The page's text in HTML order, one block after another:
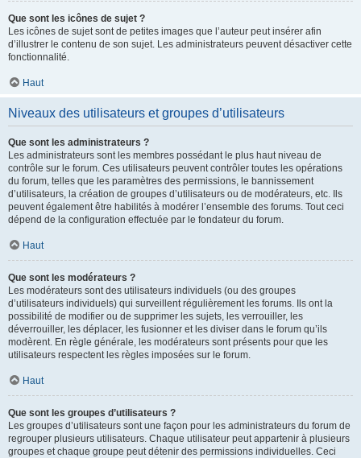
Que sont les icônes de sujet ?
Les icônes de sujet sont de petites images que l’auteur peut insérer afin
d’illustrer le contenu de son sujet. Les administrateurs peuvent désactiver cette
fonctionnalité.
Haut
Niveaux des utilisateurs et groupes d’utilisateurs
Que sont les administrateurs ?
Les administrateurs sont les membres possédant le plus haut niveau de
contrôle sur le forum. Ces utilisateurs peuvent contrôler toutes les opérations
du forum, telles que les paramètres des permissions, le bannissement
d’utilisateurs, la création de groupes d’utilisateurs ou de modérateurs, etc. Ils
peuvent également être habilités à modérer l’ensemble des forums. Tout ceci
dépend de la configuration effectuée par le fondateur du forum.
Haut
Que sont les modérateurs ?
Les modérateurs sont des utilisateurs individuels (ou des groupes
d’utilisateurs individuels) qui surveillent régulièrement les forums. Ils ont la
possibilité de modifier ou de supprimer les sujets, les verrouiller, les
déverrouiller, les déplacer, les fusionner et les diviser dans le forum qu’ils
modèrent. En règle générale, les modérateurs sont présents pour que les
utilisateurs respectent les règles imposées sur le forum.
Haut
Que sont les groupes d’utilisateurs ?
Les groupes d’utilisateurs sont une façon pour les administrateurs du forum de
regrouper plusieurs utilisateurs. Chaque utilisateur peut appartenir à plusieurs
groupes et chaque groupe peut détenir des permissions individuelles. Ceci